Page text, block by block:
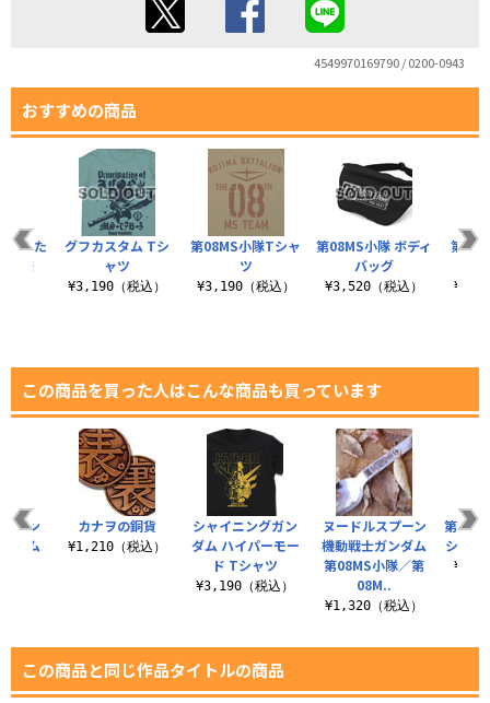
4549970169790 / 0200-0943
おすすめの商品
第08MS小隊Tシャ
ツ
¥3,190（税込）
第08MS小隊 ボディ
バッグ
¥3,520（税込）
第
折りた
雨兼
グフカスタム Tシ
ャツ
¥3,190（税込）
この商品を買った人はこんな商品も買っています
シャイニングガン
ダム ハイパーモー
ド Tシャツ
¥3,190（税込）
ヌードルスプーン
機動戦士ガンダム
第08MS小隊／第
08M..
¥1,320（税込）
第
シルエ
ーン
ダム
カナヲの銅貨
¥1,210（税込）
この商品と同じ作品タイトルの商品